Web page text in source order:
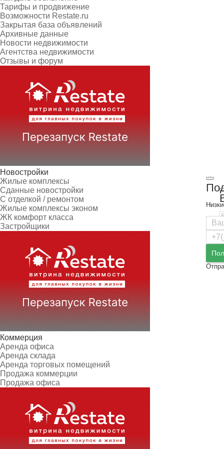
Тарифы и продвижение
Возможности Restate.ru
Закрытая база объявлений
Архивные данные
Новости недвижимости
Агентства недвижимости
Отзывы и форум
Новостройки
Жилые комплексы
Сданные новостройки
С отделкой / ремонтом
Жилые комплексы эконом
ЖК комфорт класса
Застройщики
Коммерция
Аренда офиса
Аренда склада
Аренда торговых помещений
Продажа коммерции
Продажа офиса